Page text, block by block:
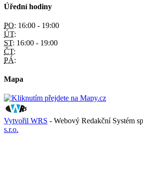
Úřední hodiny
PO: 16:00 - 19:00
ÚT:
ST: 16:00 - 19:00
ČT:
PÁ:
Mapa
Vytvořil WRS - Webový Redakční Systém
s.r.o.